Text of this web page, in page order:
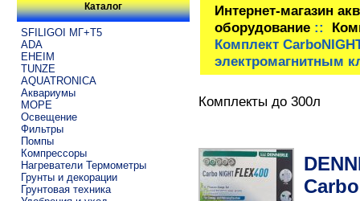
Каталог
SFILIGOI МГ+Т5
ADA
EHEIM
TUNZE
AQUATRONICA
Аквариумы
МОРЕ
Освещение
Фильтры
Помпы
Компрессоры
Нагреватели Термометры
Грунты и декорации
Грунтовая техника
Интернет-магазин
оборудование::
Комплект
электромагнитным
Комплекты до 300л